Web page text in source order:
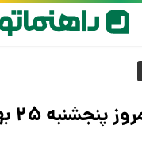
۲۵ بهمن ۱۴۰۳